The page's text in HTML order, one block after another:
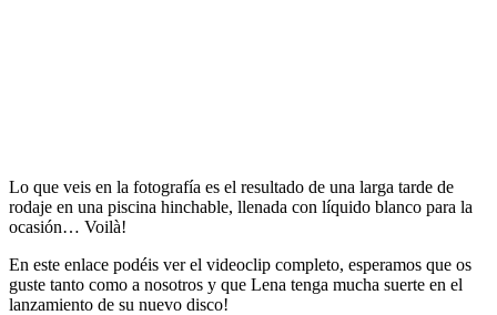
Lo que veis en la fotografía es el resultado de una larga tarde de
rodaje en una piscina hinchable, llenada con líquido blanco para la
ocasión… Voilà!
En este enlace podéis ver el videoclip completo, esperamos que os
guste tanto como a nosotros y que Lena tenga mucha suerte en el
lanzamiento de su nuevo disco!